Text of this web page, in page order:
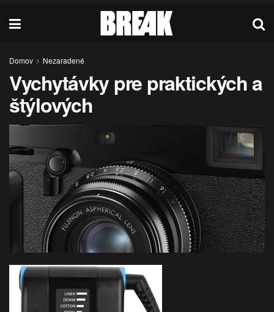
Domov Nezaradené
Vychytávky pre praktických a
štýlových